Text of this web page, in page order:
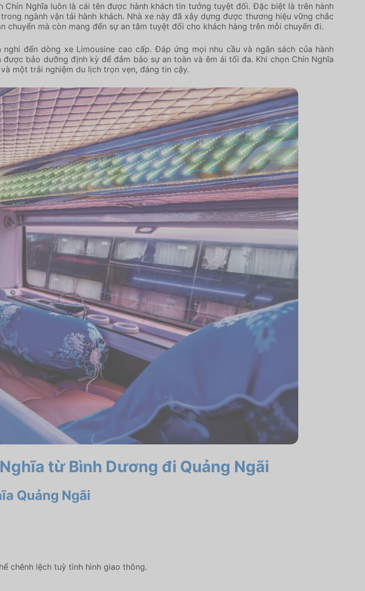
Nghĩa luôn là cái tên được hành khách tin tưởng tuyệt đối. Đặc biệt là trên hành
ngành vận tải hành khách. Nhà xe này đã xây dựng được thương hiệu vững chắc
chuyển mà còn mang đến sự an tâm tuyệt đối cho khách hàng trên mỗi chuyến đi.
đến dòng xe Limousine cao cấp. Đáp ứng mọi nhu cầu và ngân sách của hành
bảo dưỡng định kỳ để đảm bảo sự an toàn và êm ái tối đa. Khi chọn Chín Nghĩa
một trải nghiệm du lịch trọn vẹn, đáng tin cậy.
từ Bình Dương đi Quảng Ngãi
Quảng Ngãi
chênh lệch tuỳ tình hình giao thông.